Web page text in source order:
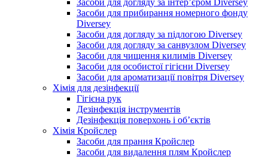
Засоби для догляду за інтер’єром Diversey
Засоби для прибирання номерного фонду
Diversey
Засоби для догляду за підлогою Diversey
Засоби для догляду за санвузлом Diversey
Засоби для чищення килимів Diversey
Засоби для особистої гігієни Diversey
Засоби для ароматизації повітря Diversey
Хімія для дезінфекції
Гігієна рук
Дезінфекція інструментів
Дезінфекція поверхонь і об’єктів
Хімія Кройслер
Засоби для прання Кройслер
Засоби для видалення плям Кройслер